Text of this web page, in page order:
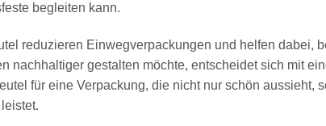
begleiten kann.
reduzieren Einwegverpackungen und helfen dabei,
nachhaltiger gestalten möchte, entscheidet sich mit
für eine Verpackung, die nicht nur schön aussieht,